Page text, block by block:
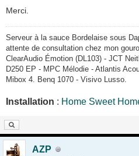
Merci.
Serveur à la sauce Bordelaise sous
attente de consultation chez mon
ClearAudio Émotion (DL103) - JCT
D250 EP - MPC Mélodie - Atlantis
Mibox 4. Benq 1070 - Visivo Lusso.
Installation : Home Sweet
AZP